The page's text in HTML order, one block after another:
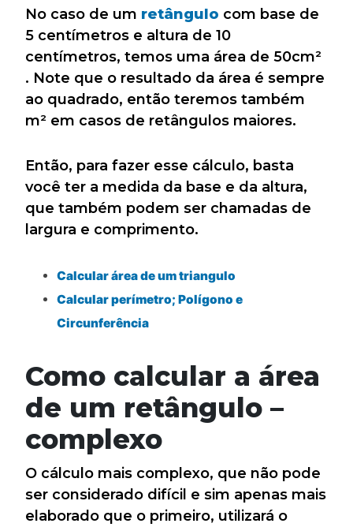
No caso de um retângulo com base de
5 centímetros e altura de 10
centímetros, temos uma área de 50cm²
. Note que o resultado da área é sempre
ao quadrado, então teremos também
m² em casos de retângulos maiores.
Então, para fazer esse cálculo, basta
você ter a medida da base e da altura,
que também podem ser chamadas de
largura e comprimento.
Calcular área de um triangulo
Calcular perímetro; Polígono e
Circunferência
Como calcular a área
de um retângulo –
complexo
O cálculo mais complexo, que não pode
ser considerado difícil e sim apenas mais
elaborado que o primeiro, utilizará o